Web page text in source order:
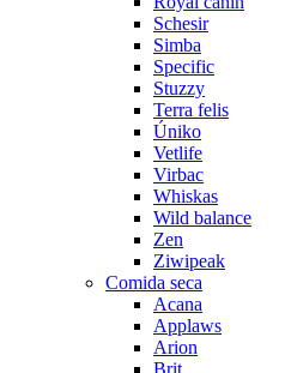
Schesir
Simba
Specific
Stuzzy
Terra felis
Úniko
Vetlife
Virbac
Whiskas
Wild balance
Zen
Ziwipeak
Comida seca
Acana
Applaws
Arion
Brit